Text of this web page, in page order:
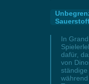
In
dafür,
von